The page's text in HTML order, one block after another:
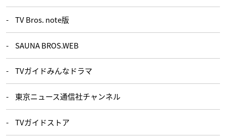
TV Bros. note版
SAUNA BROS.WEB
TVガイドみんなドラマ
東京ニュース通信社チャンネル
TVガイドストア